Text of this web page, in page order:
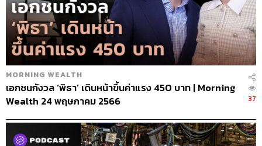
MORNING WEALTH
เอกชนกังวล ‘พิธา’ เดินหน้าขึ้นค่าแรง 450 บาท | Morning
Wealth 24 พฤษภาคม 2566
37